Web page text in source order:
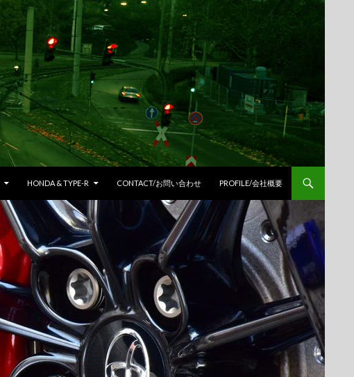
HONDA & TYPE-R CONTACT/お問い合わせ PROFILE/会社概要